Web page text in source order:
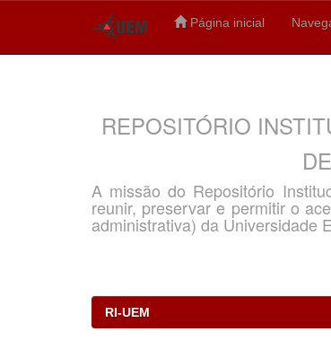
Página inicial
REPOSITÓRIO
A missão do Repositório
reunir, preservar e permitir o
administrativa) da Universidade
RI-UEM